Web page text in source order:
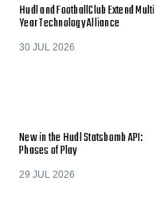
Hudl and FootballClub Extend
Year Technology Alliance
30 JUL 2026
New in the Hudl Statsbomb API:
Phases of Play
29 JUL 2026